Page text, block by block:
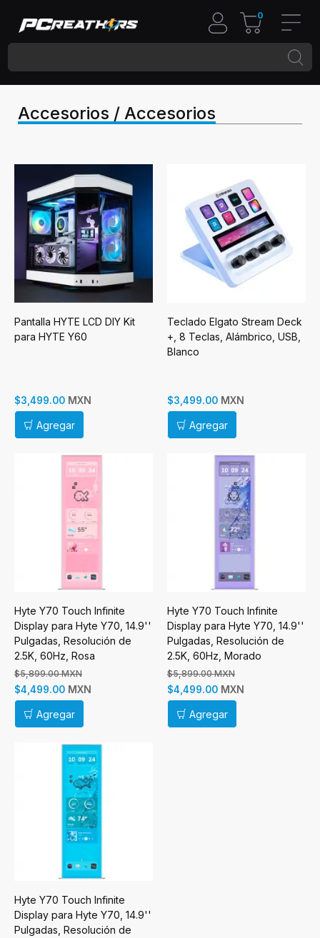
0
Accesorios / Accesorios
Pantalla HYTE LCD DIY Kit
para HYTE Y60
$3,499.00 MXN
Agregar
Teclado Elgato Stream Deck
+, 8 Teclas, Alámbrico, USB,
Blanco
$3,499.00 MXN
Agregar
Hyte Y70 Touch Infinite
Display para Hyte Y70, 14.9''
Pulgadas, Resolución de
2.5K, 60Hz, Rosa
$5,899.00 MXN
$4,499.00 MXN
Agregar
Hyte Y70 Touch Infinite
Display para Hyte Y70, 14.9''
Pulgadas, Resolución de
2.5K, 60Hz, Morado
$5,899.00 MXN
$4,499.00 MXN
Agregar
Hyte Y70 Touch Infinite
Display para Hyte Y70, 14.9''
Pulgadas, Resolución de